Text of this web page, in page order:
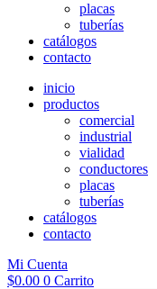
placas
tuberías
catálogos
contacto
inicio
productos
comercial
industrial
vialidad
conductores
placas
tuberías
catálogos
contacto
Mi Cuenta
$0.00 0 Carrito